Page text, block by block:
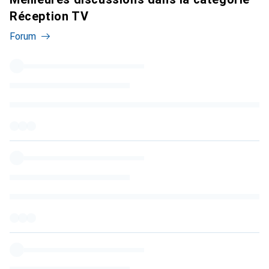
Réception TV
Forum